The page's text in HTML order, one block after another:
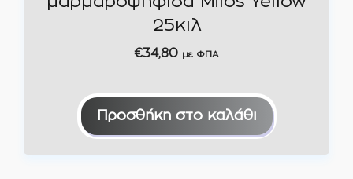
25κιλ
€34,80 με ΦΠΑ
Προσθήκη στο καλάθι